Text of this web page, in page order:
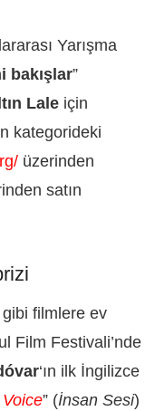
Yarışma
bakışlar”
Lale için
kategorideki
üzerinden
satın
filmlere ev
Film Festivali’nde
‘ın ilk İngilizce
” (İnsan Sesi)